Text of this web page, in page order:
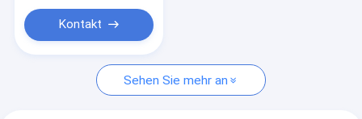
Kontakt
Sehen Sie mehr an